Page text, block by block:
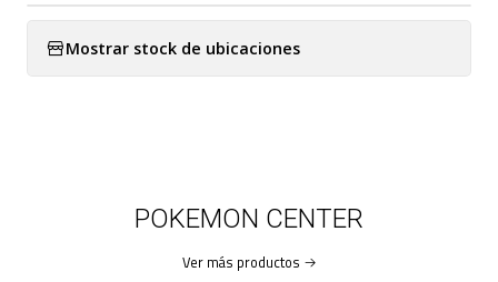
Mostrar stock de ubicaciones
POKEMON CENTER
Ver más productos